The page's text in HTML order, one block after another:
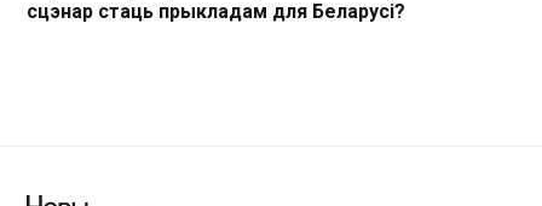
сцэнар стаць прыкладам для Беларусі?